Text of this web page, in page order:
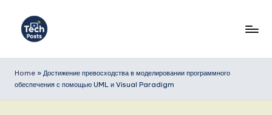
Перейти
e
c
Home » Достижение превосходства в моделировании программного
обеспечения с помощью UML и Visual Paradigm